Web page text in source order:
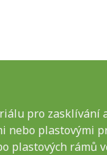
pro zasklívání
nebo plastovými
plastových rámů